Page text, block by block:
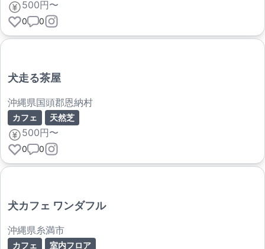
500円〜
0 0
犬走る茶屋
沖縄県国頭郡恩納村
カフェ 天然芝
500円〜
0 0
犬カフェ ワンダフル
沖縄県糸満市
カフェ 室内フロア